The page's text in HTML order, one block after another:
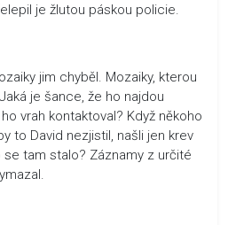
je žlutou páskou policie.
jim chyběl. Mozaiky, kterou
je šance, že ho najdou
vrah kontaktoval? Když někoho
to David nezjistil, našli jen krev
tam stalo? Záznamy z určité